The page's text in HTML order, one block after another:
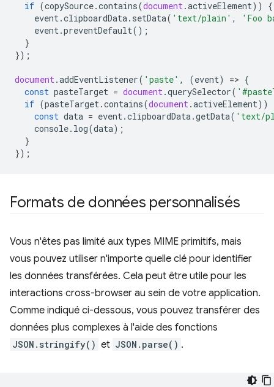
if (copySource.contains(document.activeElement))
{
event.clipboardData. setData( 'text/plain' ,
'Foo
event.preventDefault();
}
});
document.addEventListener( 'paste' , (event) => {
const pasteTarget = document.querySelector(
if (pasteTarget.contains(document.activeElement))
const data = event.clipboardData.getData( 'text/
console. log(data);
}
});
Formats de données personnalisés
Vous n'êtes pas limité aux types MIME primitifs, mais
vous pouvez utiliser n'importe quelle clé pour identifier
les données transférées. Cela peut être utile pour les
interactions cross-browser au sein de votre application.
Comme indiqué ci-dessous, vous pouvez transférer des
données plus complexes à l'aide des fonctions
JSON.stringify() et JSON.parse() .